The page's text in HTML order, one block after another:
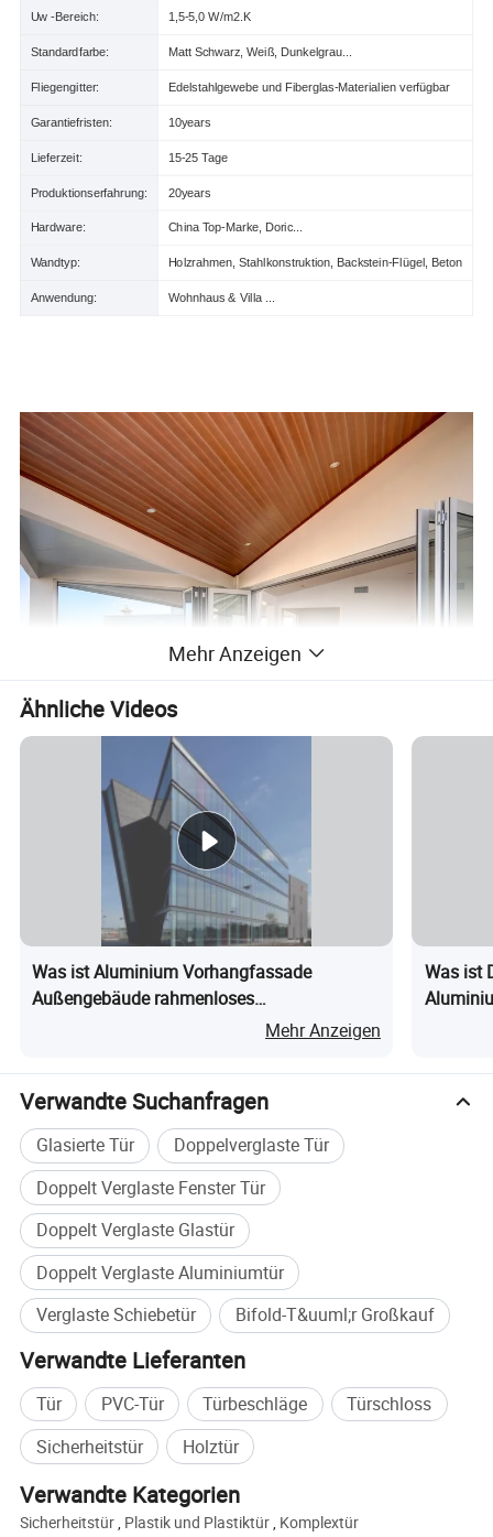
Uw -Bereich: 1,5-5,0 W/m2.K
Standardfarbe: Matt Schwarz, Weiß, Dunkelgrau...
Fliegengitter: Edelstahlgewebe und Fiberglas-Materialien verfügbar
Garantiefristen: 10years
Lieferzeit: 15-25 Tage
Produktionserfahrung: 20years
Hardware: China Top-Marke, Doric...
Wandtyp: Holzrahmen, Stahlkonstruktion, Backstein-Flügel, Beton
Anwendung: Wohnhaus & Villa ...
Mehr Anzeigen
Ähnliche Videos
Was ist Aluminium Vorhangfassade
Außengebäude rahmenloses
Mehr Anzeigen
Was ist
Verwandte Suchanfragen
Glasierte Tür
Doppelverglaste Tür
Doppelt Verglaste Fenster Tür
Doppelt Verglaste Glastür
Doppelt Verglaste Aluminiumtür
Verglaste Schiebetür
Bifold-T&uuml;r Großkauf
Verwandte Lieferanten
Tür PVC-Tür Türbeschläge
Türschloss
Sicherheitstür
Holztür
Verwandte Kategorien
Sicherheitstür, Plastik und Plastiktür, Komplextür